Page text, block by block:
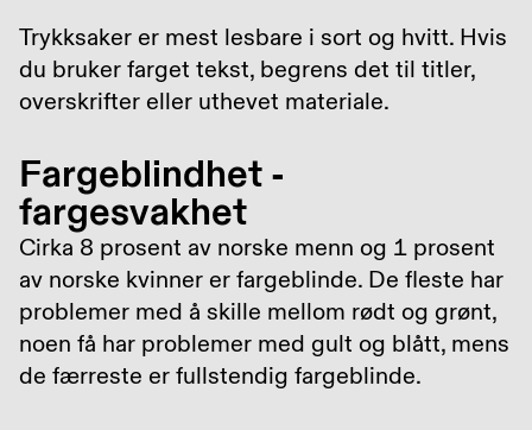
Trykksaker er mest lesbare i sort og hvitt. Hvis
du bruker farget tekst, begrens det til titler,
overskrifter eller uthevet materiale.
Fargeblindhet -
fargesvakhet
Cirka 8 prosent av norske menn og 1 prosent
av norske kvinner er fargeblinde. De fleste har
problemer med å skille mellom rødt og grønt,
noen få har problemer med gult og blått, mens
de færreste er fullstendig fargeblinde.